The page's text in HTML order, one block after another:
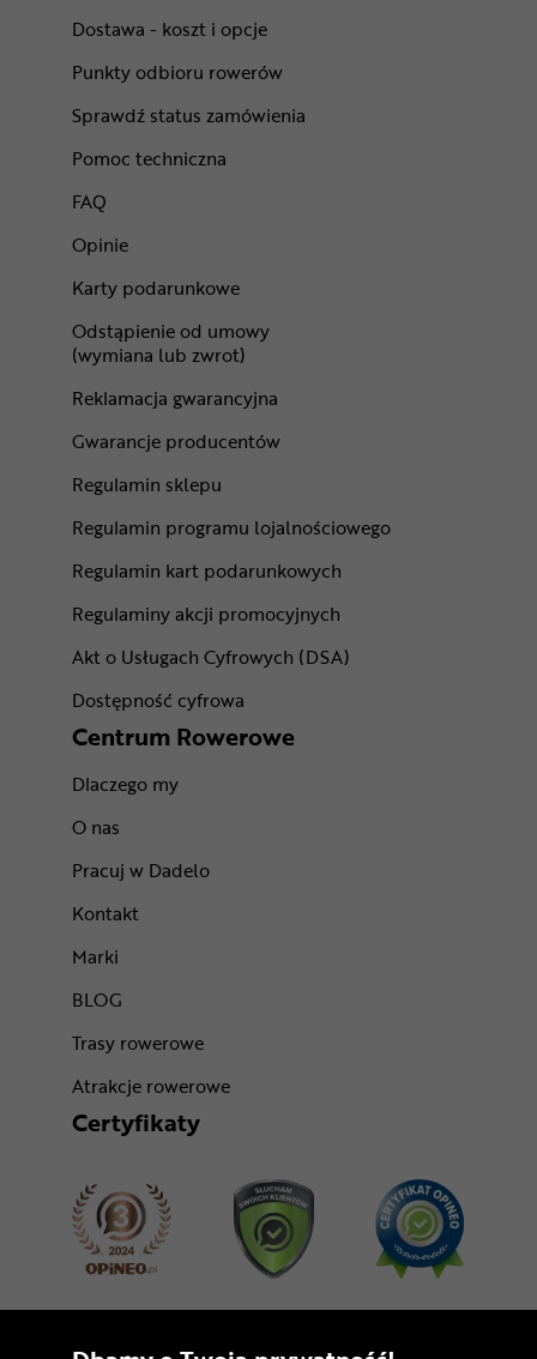
Dostawa - koszt i opcje
Punkty odbioru rowerów
Sprawdź status zamówienia
Pomoc techniczna
FAQ
Opinie
Karty podarunkowe
Odstąpienie od umowy
(wymiana lub zwrot)
Reklamacja gwarancyjna
Gwarancje producentów
Regulamin sklepu
Regulamin programu lojalnościowego
Regulamin kart podarunkowych
Regulaminy akcji promocyjnych
Akt o Usługach Cyfrowych (DSA)
Dostępność cyfrowa
Centrum Rowerowe
Dlaczego my
O nas
Pracuj w Dadelo
Kontakt
Marki
BLOG
Trasy rowerowe
Atrakcje rowerowe
Certyfikaty
Dołącz do nas